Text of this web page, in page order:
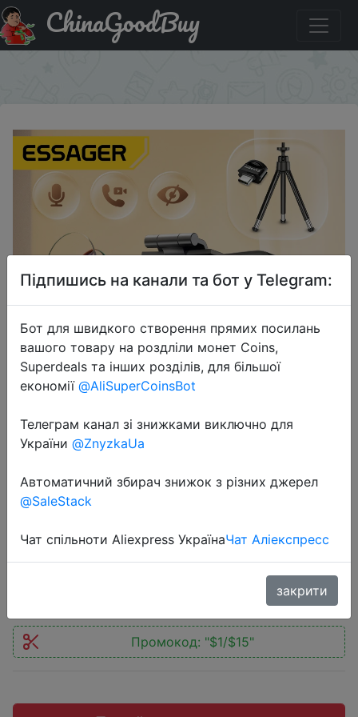
Промокод на знижку $1/$15 Веб-камера Essager C3,
USB, 1080P, 2K Full HD, с микрофоном и автофокусом
ChinaGoodBuy
2022-08-04
Веб-камера Essager C3, USB,
1080P, 2K Full HD, с микрофоном и
Промокод: "$1/$15"
Підпишись на канали та бот у Telegram:
Бот для швидкого створення прямих посилань
вашого товару на роздліли монет Coins,
Superdeals та інших розділів, для більшої
економії @AliSuperCoinsBot
Телеграм канал зі знижками виключно для
України @ZnyzkaUa
Автоматичний збирач знижок з різних джерел
@SaleStack
Чат спільноти Aliexpress УкраїнаЧат Аліекспресс
закрити